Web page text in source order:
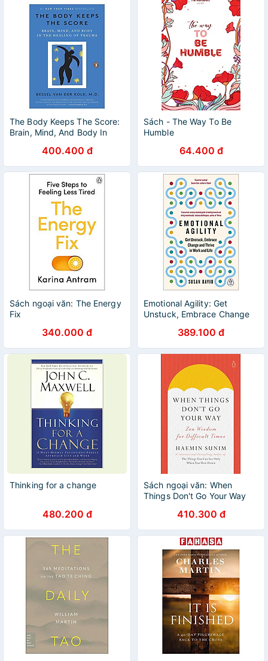
The Body Keeps The Score:
Brain, Mind, And Body In
400.400 đ
Sách - The Way To Be
Humble
64.400 đ
Sách ngoại văn: The Energy
Fix
340.000 đ
Emotional Agility: Get
Unstuck, Embrace Change
389.100 đ
Thinking for a change
480.200 đ
Sách ngoại văn: When
Things Don't Go Your Way
410.300 đ